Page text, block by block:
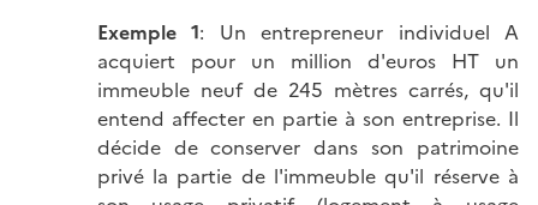
Exemple 1: Un entrepreneur individuel A
acquiert pour un million d'euros HT un
immeuble neuf de 245 mètres carrés, qu'il
entend affecter en partie à son entreprise. Il
décide de conserver dans son patrimoine
privé la partie de l'immeuble qu'il réserve à